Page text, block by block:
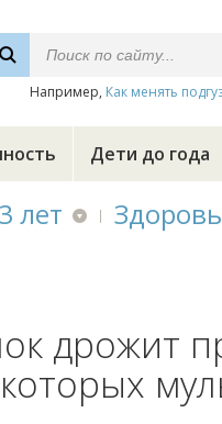
Например, Как менять
Дети до года
лет
дрожит